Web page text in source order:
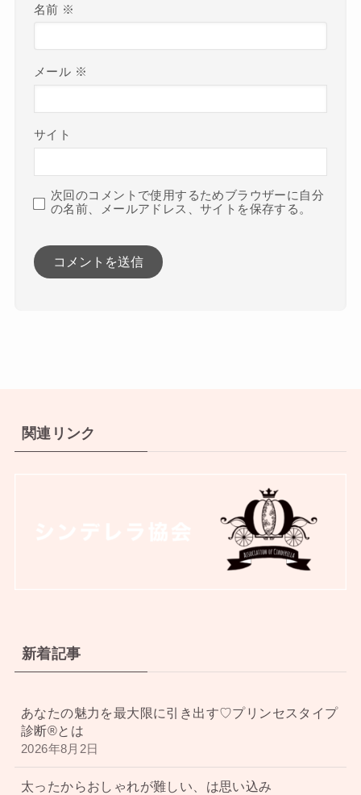
名前 ※
メール ※
サイト
次回のコメントで使用するためブラウザーに自分
の名前、メールアドレス、サイトを保存する。
関連リンク
新着記事
あなたの魅力を最大限に引き出す♡プリンセスタイプ
診断®︎とは
2026年8月2日
太ったからおしゃれが難しい、は思い込み